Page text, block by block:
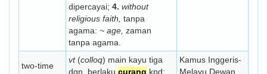
dipercayai; 4. without
religious faith, tanpa
agama: ~ age, zaman
tanpa agama.
two-time
vt(colloq) main kayu tiga
dgn, berlaku curang kpd;
Kamus Inggeris-
Melayu Dewan